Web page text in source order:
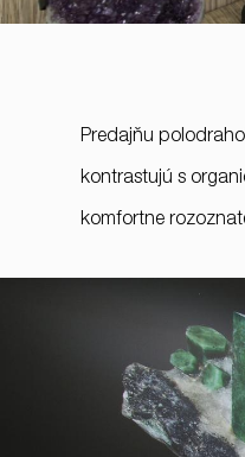
Predajňu
kontrastujú s
komfortne
RULES,
37/B, 821
Bratislava,